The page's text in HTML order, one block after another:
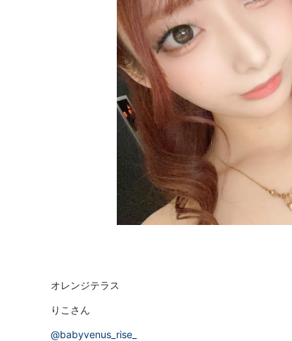
オレンジテラス
りこさん
@babyvenus_rise_